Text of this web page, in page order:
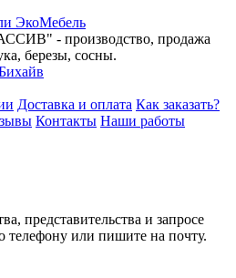
- производство, продажа
березы, сосны.
Доставка и оплата Как заказать?
Контакты Наши работы
представи­тельства и запросе
или пишите на почту.